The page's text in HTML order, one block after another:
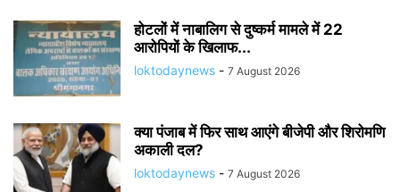
होटलों में नाबालिग से दुष्कर्म मामले में 22
आरोपियों के खिलाफ...
loktodaynews - 7 August 2026
क्या पंजाब में फिर साथ आएंगे बीजेपी और शिरोमणि
अकाली दल?
loktodaynews - 7 August 2026